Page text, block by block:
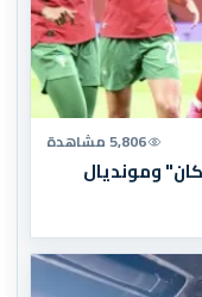
5,806 مشاهدة
ومونديال